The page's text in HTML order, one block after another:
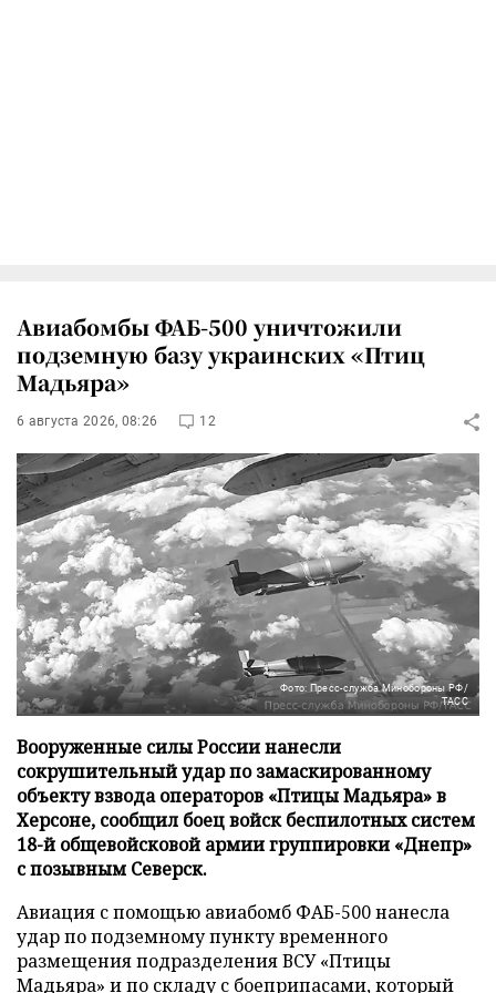
Авиабомбы ФАБ-500 уничтожили
подземную базу украинских «Птиц
Мадьяра»
6 августа 2026, 08:26 12
Фото: Пресс-служба Минобороны РФ/
ТАСС
Вооруженные силы России нанесли
сокрушительный удар по замаскированному
объекту взвода операторов «Птицы Мадьяра» в
Херсоне, сообщил боец войск беспилотных систем
18-й общевойсковой армии группировки «Днепр»
с позывным Северск.
Авиация с помощью авиабомб ФАБ-500 нанесла
удар по подземному пункту временного
размещения подразделения ВСУ «Птицы
Мадьяра» и по складу с боеприпасами, который